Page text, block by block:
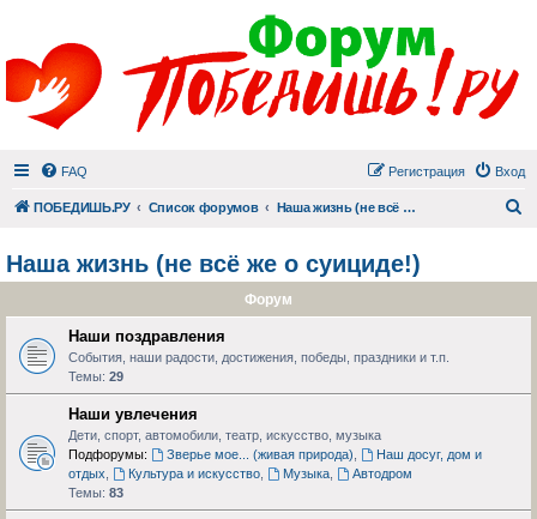
FAQ Вход
Регистрация
ПОБЕДИШЬ.РУ Список форумов Наша жизнь (не всё же о суициде!)
Наша жизнь (не всё же о суициде!)
Форум
Наши поздравления
События, наши радости, достижения, победы, праздники и т.п.
Темы: 29
Наши увлечения
Дети, спорт, автомобили, театр, искусство, музыка
Подфорумы:
Зверье мое... (живая природа)
Наш досуг, дом и
отдых
Культура и искусство, Музыка,
Автодром
Темы: 83